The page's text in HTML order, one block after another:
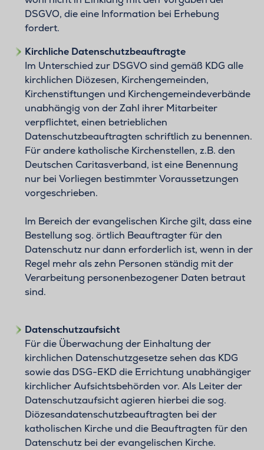
DSGVO, die eine Information bei Erhebung
fordert.
Kirchliche Datenschutzbeauftragte
Im Unterschied zur DSGVO sind gemäß KDG alle
kirchlichen Diözesen, Kirchengemeinden,
Kirchenstiftungen und Kirchengemeindeverbände
unabhängig von der Zahl ihrer Mitarbeiter
verpflichtet, einen betrieblichen
Datenschutzbeauftragten schriftlich zu benennen.
Für andere katholische Kirchenstellen, z.B. den
Deutschen Caritasverband, ist eine Benennung
nur bei Vorliegen bestimmter Voraussetzungen
vorgeschrieben.
Im Bereich der evangelischen Kirche gilt, dass eine
Bestellung sog. örtlich Beauftragter für den
Datenschutz nur dann erforderlich ist, wenn in der
Regel mehr als zehn Personen ständig mit der
Verarbeitung personenbezogener Daten betraut
sind.
Datenschutzaufsicht
Für die Überwachung der Einhaltung der
kirchlichen Datenschutzgesetze sehen das KDG
sowie das DSG-EKD die Errichtung unabhängiger
kirchlicher Aufsichtsbehörden vor. Als Leiter der
Datenschutzaufsicht agieren hierbei die sog.
Diözesandatenschutzbeauftragten bei der
katholischen Kirche und die Beauftragten für den
Datenschutz bei der evangelischen Kirche.